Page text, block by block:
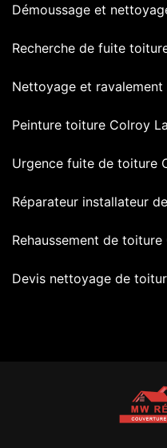
Démoussage et
Recherche de fuite
Nettoyage et
Peinture toiture Colroy
Urgence fuite de toiture
Réparateur installateur
Rehaussement de
Devis nettoyage de